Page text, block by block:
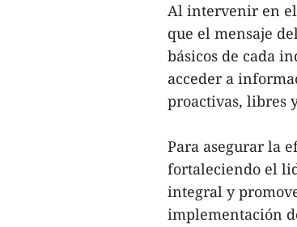
Al intervenir en el
que el mensaje
básicos de cada
acceder a
proactivas, libres
Para asegurar la
fortaleciendo el
integral y
implementación